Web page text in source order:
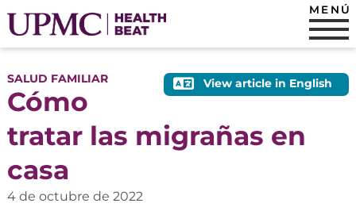
MENÚ
View article in English
SALUD FAMILIAR
Cómo
tratar las migrañas en
casa
4 de octubre de 2022